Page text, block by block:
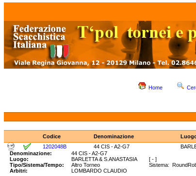
Home
Codice Denominazione
1202048B
44 CIS - A2-G7
Denominazione:
44 CIS - A2-G7
Luogo:
BARLETTA & S.ANASTASIA [ - ]
Tipo/Sistema/Tempo:
Altro Torneo
Sistema:
Arbitri:
LOMBARDO CLAUDIO